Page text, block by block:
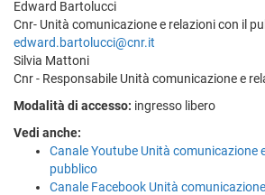
Edward Bartolucci
Cnr- Unità comunicazione e relazioni con il
edward.bartolucci@cnr.it
Silvia Mattoni
Cnr - Responsabile Unità comunicazione e
Modalità di accesso: ingresso libero
Vedi anche:
Canale Youtube Unità comunicazione
pubblico
Canale Facebook Unità